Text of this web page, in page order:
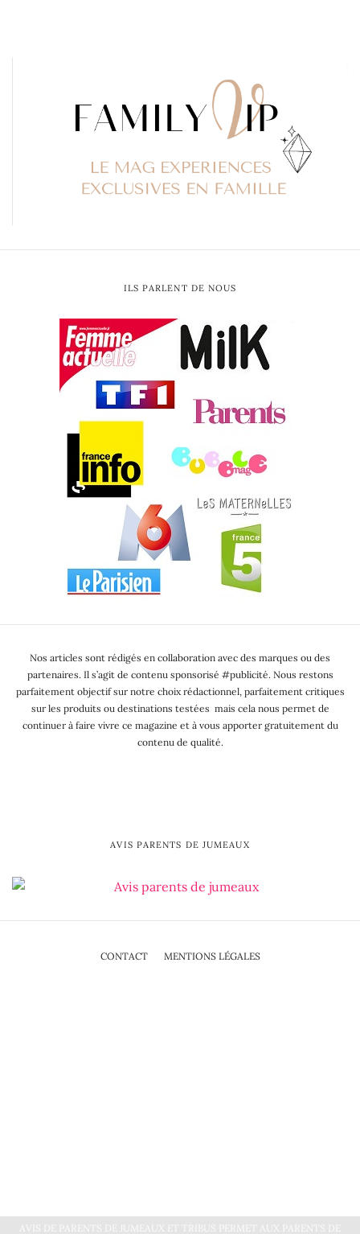
ILS PARLENT DE NOUS
Nos articles sont rédigés en collaboration avec des marques ou des
partenaires. Il s’agit de contenu sponsorisé #publicité. Nous restons
parfaitement objectif sur notre choix rédactionnel, parfaitement critiques
sur les produits ou destinations testées mais cela nous permet de
continuer à faire vivre ce magazine et à vous apporter gratuitement du
contenu de qualité.
AVIS PARENTS DE JUMEAUX
CONTACT MENTIONS LÉGALES
AVIS DE PARENTS DE JUMEAUX ET TRIBUS PERMET AUX PARENTS DE